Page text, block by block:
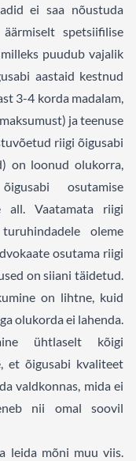
ei saa nõustuda
spetsiifilise
puudub vajalik
aastaid kestnud
3-4 korda madalam,
ja teenuse
riigi õigusabi
on loonud olukorra,
osutamise
all. Vaatamata riigi
oleme
osutama riigi
on siiani täidetud.
on lihtne, kuid
olukorda ei lahenda.
ühtlaselt kõigi
et õigusabi kvaliteet
valdkonnas, mida ei
nii omal soovil
leida mõni muu viis.